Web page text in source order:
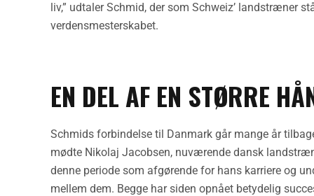
liv,” udtaler Schmid, der som Schweiz’ landstræner
verdensmesterskabet.
EN DEL AF EN STØRRE
Schmids forbindelse til Danmark går mange år
mødte Nikolaj Jacobsen, nuværende dansk
denne periode som afgørende for hans karriere og
mellem dem. Begge har siden opnået betydelig